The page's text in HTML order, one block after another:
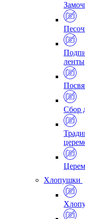
ленты
Сбор
Хлопушки